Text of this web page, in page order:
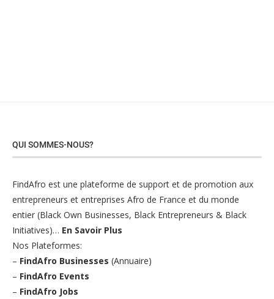
QUI SOMMES-NOUS?
FindAfro est une plateforme de support et de promotion aux
entrepreneurs et entreprises Afro de France et du monde
entier (Black Own Businesses, Black Entrepreneurs & Black
Initiatives)… En Savoir Plus
Nos Plateformes:
– FindAfro Businesses (Annuaire)
– FindAfro Events
– FindAfro Jobs